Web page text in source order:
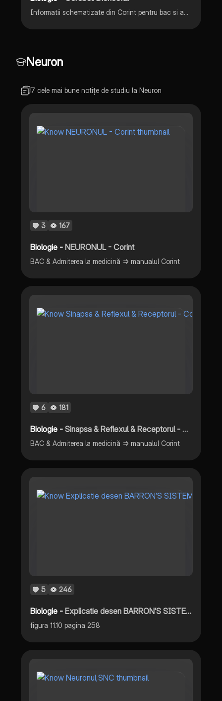
Informatii schematizate din Corint pentru bac si admitere
Neuron
7 cele mai bune notițe de studiu la Neuron
3 167
Biologie -NEURONUL - Corint
BAC & Admiterea la medicină => manualul Corint
6 181
Biologie -Sinapsa & Reflexul & Receptorul - Corint
BAC & Admiterea la medicină => manualul Corint
5 246
Biologie -Explicatie desen BARRON’S SISTEMUL NERVOS
figura 11.10 pagina 258